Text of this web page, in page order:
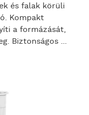
és falak körüli
Kompakt
a formázását,
Biztonságos ...